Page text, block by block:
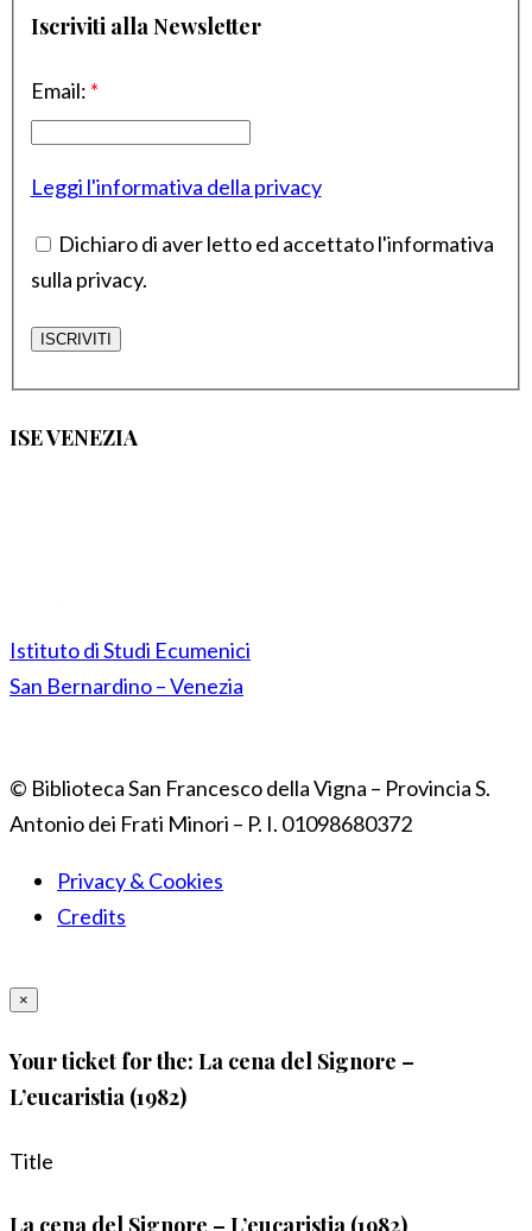
Iscriviti alla Newsletter
Email: *
Leggi l'informativa della privacy
Dichiaro di aver letto ed accettato l'informativa
sulla privacy.
ISE VENEZIA
Istituto di Studi Ecumenici
San Bernardino – Venezia
© Biblioteca San Francesco della Vigna – Provincia S.
Antonio dei Frati Minori – P. I. 01098680372
Privacy & Cookies
Credits
×
Your ticket for the: La cena del Signore –
L’eucaristia (1982)
Title
La cena del Signore – L’eucaristia (1982)